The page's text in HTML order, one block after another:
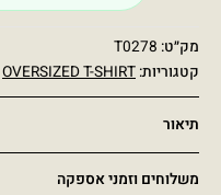
מק״ט: T0278
קטגוריות: OVERSIZED T-SHIRT
תיאור
משלוחים וזמני אספקה